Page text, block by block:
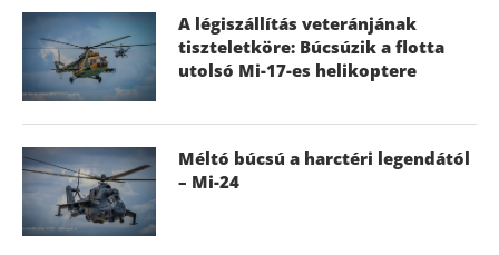
A légiszállítás veteránjának
tiszteletköre: Búcsúzik a flotta
utolsó Mi-17-es helikoptere
Méltó búcsú a harctéri legendától
– Mi-24